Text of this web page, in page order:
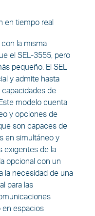
en tiempo real
con la misma
el SEL-3555, pero
pequeño. El SEL
y admite hasta
capacidades de
modelo cuenta
y opciones de
son capaces de
en simultáneo y
exigentes de la
opcional con un
la necesidad de una
para las
en espacios